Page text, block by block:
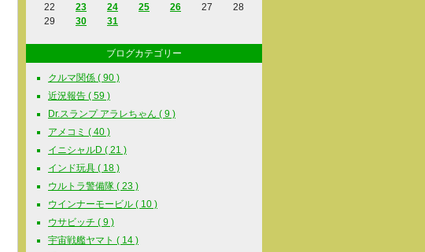
22
23 24 25 26 27
28
29
30 31
ブログカテゴリー
クルマ関係 ( 90 )
近況報告 ( 59 )
Dr.スランプ アラレちゃん ( 9 )
アメコミ ( 40 )
イニシャルD ( 21 )
インド玩具 ( 18 )
ウルトラ警備隊 ( 23 )
ウインナーモービル ( 10 )
ウサビッチ ( 9 )
宇宙戦艦ヤマト ( 14 )